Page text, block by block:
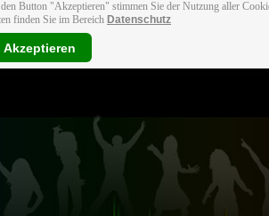
Button "Akzeptieren" stimmen Sie der Nutzung aller
finden Sie im Bereich Datenschutz
Akzeptieren